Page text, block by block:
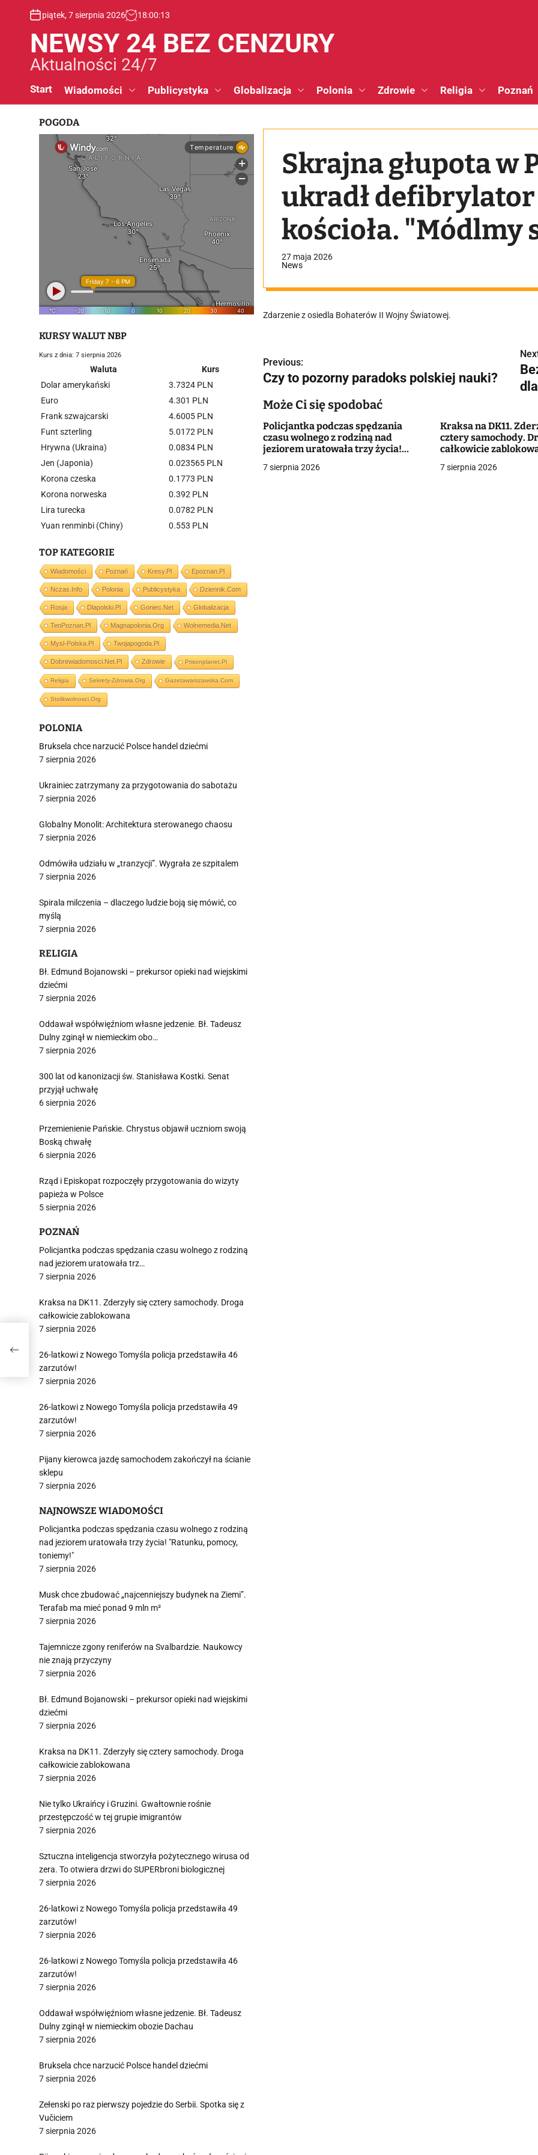
piątek, 7 sierpnia 2026 18:00:14
NEWSY 24 BEZ CENZURY
Aktualności 24/7
Start Wiadomości Publicystyka Globalizacja Polonia Zdrowie Religia Poznań
Skrajna głupota w
ukradł defibrylator
kościoła. "Módlmy
nawrócenie
27 maja 2026
News
Zdarzenie z osiedla Bohaterów II Wojny Światowej.
N
a
w
i
g
a
Previous:
Czy to pozorny paradoks polskiej nauki?
Może Ci się spodobać
Policjantka podczas spędzania
czasu wolnego z rodziną nad
jeziorem uratowała trzy życia!
7 sierpnia 2026
Kraksa na DK11.
cztery samochody.
całkowicie
7 sierpnia 2026
POGODA
KURSY WALUT NBP
Kurs z dnia: 7 sierpnia 2026
Waluta
Kurs
Dolar amerykański
3.7324 PLN
Euro
4.301 PLN
Frank szwajcarski
4.6005 PLN
Funt szterling
5.0172 PLN
Hrywna (Ukraina)
0.0834 PLN
Jen (Japonia)
0.023565 PLN
Korona czeska
0.1773 PLN
Korona norweska
0.392 PLN
Lira turecka
0.0782 PLN
Yuan renminbi (Chiny)
0.553 PLN
TOP KATEGORIE
Wiadomości Poznań Kresy.pl Epoznan.pl
Nczas.info Polonia Publicystyka Dziennik.com
Rosja Dlapolski.pl Goniec.net Globalizacja
TenPoznan.pl Magnapolonia.org Wolnemedia.net
Mysl-Polska.pl Twojapogoda.pl
Dobrewiadomosci.net.pl Zdrowie Prisonplanet.pl
Religia Sekrety-Zdrowia.org Gazetawarszawska.com
Stolikwolnosci.org
POLONIA
Bruksela chce narzucić Polsce handel dziećmi
7 sierpnia 2026
Ukrainiec zatrzymany za przygotowania do sabotażu
7 sierpnia 2026
Globalny Monolit: Architektura sterowanego chaosu
7 sierpnia 2026
Odmówiła udziału w „tranzycji”. Wygrała ze szpitalem
7 sierpnia 2026
Spirala milczenia – dlaczego ludzie boją się mówić, co
myślą
7 sierpnia 2026
RELIGIA
Bł. Edmund Bojanowski – prekursor opieki nad wiejskimi
dziećmi
7 sierpnia 2026
Oddawał współwięźniom własne jedzenie. Bł. Tadeusz
Dulny zginął w niemieckim obo…
7 sierpnia 2026
300 lat od kanonizacji św. Stanisława Kostki. Senat
przyjął uchwałę
6 sierpnia 2026
Przemienienie Pańskie. Chrystus objawił uczniom swoją
Boską chwałę
6 sierpnia 2026
Rząd i Episkopat rozpoczęły przygotowania do wizyty
papieża w Polsce
5 sierpnia 2026
POZNAŃ
Policjantka podczas spędzania czasu wolnego z rodziną
nad jeziorem uratowała trz…
7 sierpnia 2026
Kraksa na DK11. Zderzyły się cztery samochody. Droga
całkowicie zablokowana
7 sierpnia 2026
26-latkowi z Nowego Tomyśla policja przedstawiła 46
zarzutów!
7 sierpnia 2026
26-latkowi z Nowego Tomyśla policja przedstawiła 49
zarzutów!
7 sierpnia 2026
Pijany kierowca jazdę samochodem zakończył na ścianie
sklepu
7 sierpnia 2026
NAJNOWSZE WIADOMOŚCI
Policjantka podczas spędzania czasu wolnego z rodziną
nad jeziorem uratowała trzy życia! "Ratunku, pomocy,
toniemy!"
7 sierpnia 2026
Musk chce zbudować „najcenniejszy budynek na Ziemi”.
Terafab ma mieć ponad 9 mln m²
7 sierpnia 2026
Tajemnicze zgony reniferów na Svalbardzie. Naukowcy
nie znają przyczyny
7 sierpnia 2026
Bł. Edmund Bojanowski – prekursor opieki nad wiejskimi
dziećmi
7 sierpnia 2026
Kraksa na DK11. Zderzyły się cztery samochody. Droga
całkowicie zablokowana
7 sierpnia 2026
Nie tylko Ukraińcy i Gruzini. Gwałtownie rośnie
przestępczość w tej grupie imigrantów
7 sierpnia 2026
Sztuczna inteligencja stworzyła pożytecznego wirusa od
zera. To otwiera drzwi do SUPERbroni biologicznej
7 sierpnia 2026
26-latkowi z Nowego Tomyśla policja przedstawiła 49
zarzutów!
7 sierpnia 2026
26-latkowi z Nowego Tomyśla policja przedstawiła 46
zarzutów!
7 sierpnia 2026
Oddawał współwięźniom własne jedzenie. Bł. Tadeusz
Dulny zginął w niemieckim obozie Dachau
7 sierpnia 2026
Bruksela chce narzucić Polsce handel dziećmi
7 sierpnia 2026
Zełenski po raz pierwszy pojedzie do Serbii. Spotka się z
Vučiciem
7 sierpnia 2026